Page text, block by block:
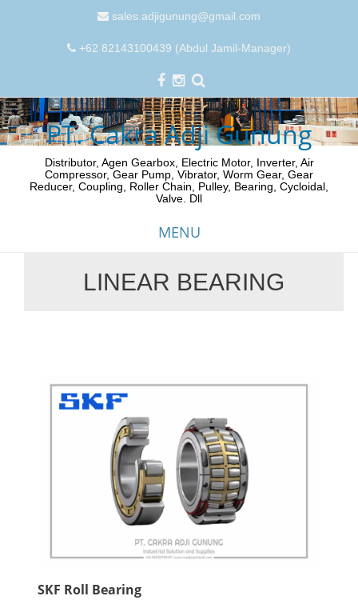
sales.adjigunung@gmail.com
+62 82143100439 (Abdul Jamil-Manager)
PT. Cakra Adji Gunung
Distributor, Agen Gearbox, Electric Motor, Inverter, Air
Compressor, Gear Pump, Vibrator, Worm Gear, Gear
Reducer, Coupling, Roller Chain, Pulley, Bearing, Cycloidal,
Valve. Dll
MENU
LINEAR BEARING
SKF Roll Bearing